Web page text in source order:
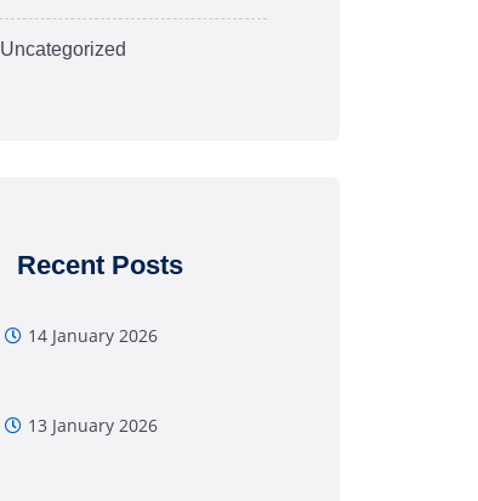
Uncategorized
Recent Posts
14 January 2026
13 January 2026